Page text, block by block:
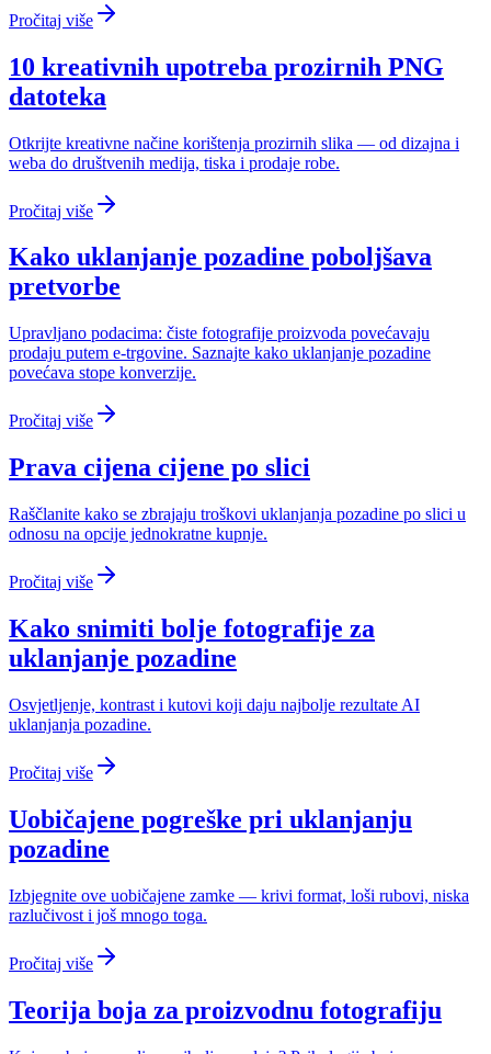
Pročitaj više
10 kreativnih upotreba prozirnih PNG
datoteka
Otkrijte kreativne načine korištenja prozirnih slika — od dizajna i
weba do društvenih medija, tiska i prodaje robe.
Pročitaj više
Kako uklanjanje pozadine poboljšava
pretvorbe
Upravljano podacima: čiste fotografije proizvoda povećavaju
prodaju putem e-trgovine. Saznajte kako uklanjanje pozadine
povećava stope konverzije.
Pročitaj više
Prava cijena cijene po slici
Raščlanite kako se zbrajaju troškovi uklanjanja pozadine po slici u
odnosu na opcije jednokratne kupnje.
Pročitaj više
Kako snimiti bolje fotografije za
uklanjanje pozadine
Osvjetljenje, kontrast i kutovi koji daju najbolje rezultate AI
uklanjanja pozadine.
Pročitaj više
Uobičajene pogreške pri uklanjanju
pozadine
Izbjegnite ove uobičajene zamke — krivi format, loši rubovi, niska
razlučivost i još mnogo toga.
Pročitaj više
Teorija boja za proizvodnu fotografiju